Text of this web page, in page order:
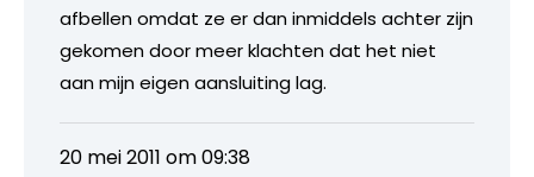
afbellen omdat ze er dan inmiddels achter zijn
gekomen door meer klachten dat het niet
aan mijn eigen aansluiting lag.
20 mei 2011 om 09:38